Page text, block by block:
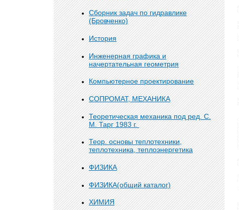
Сборник задач по гидравлике
(Бровченко)
История
Инженерная графика и
начертательная геометрия
Компьютерное проектирование
СОПРОМАТ, МЕХАНИКА
Теоретическая механика под ред. С.
М. Тарг 1983 г.
Теор. основы теплотехники,
теплотехника, теплоэнергетика
ФИЗИКА
ФИЗИКА(общий каталог)
ХИМИЯ